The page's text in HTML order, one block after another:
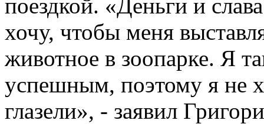
поездкой. «Деньги и
хочу, чтобы меня
животное в зоопарке. Я
успешным, поэтому я не
глазели», - заявил